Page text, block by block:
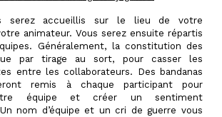
serez accueillis sur le lieu de votre
animateur. Vous serez ensuite répartis
Généralement, la constitution des
par tirage au sort, pour casser les
entre les collaborateurs. Des bandanas
remis à chaque participant pour
équipe et créer un sentiment
Un nom d’équipe et un cri de guerre vous